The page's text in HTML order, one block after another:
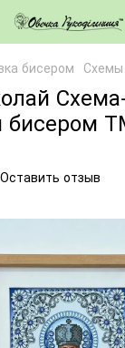
бисером
Оставить отзыв